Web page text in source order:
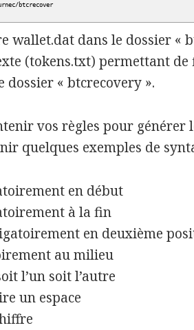
/btcrecover
wallet.dat dans le dossier «
(tokens.txt) permettant de
dossier « btcrecovery ».
vos règles pour générer
quelques exemples de
en début
à la fin
en deuxième
au milieu
l’un soit l’autre
un espace